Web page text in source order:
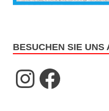
BESUCHEN SIE UNS